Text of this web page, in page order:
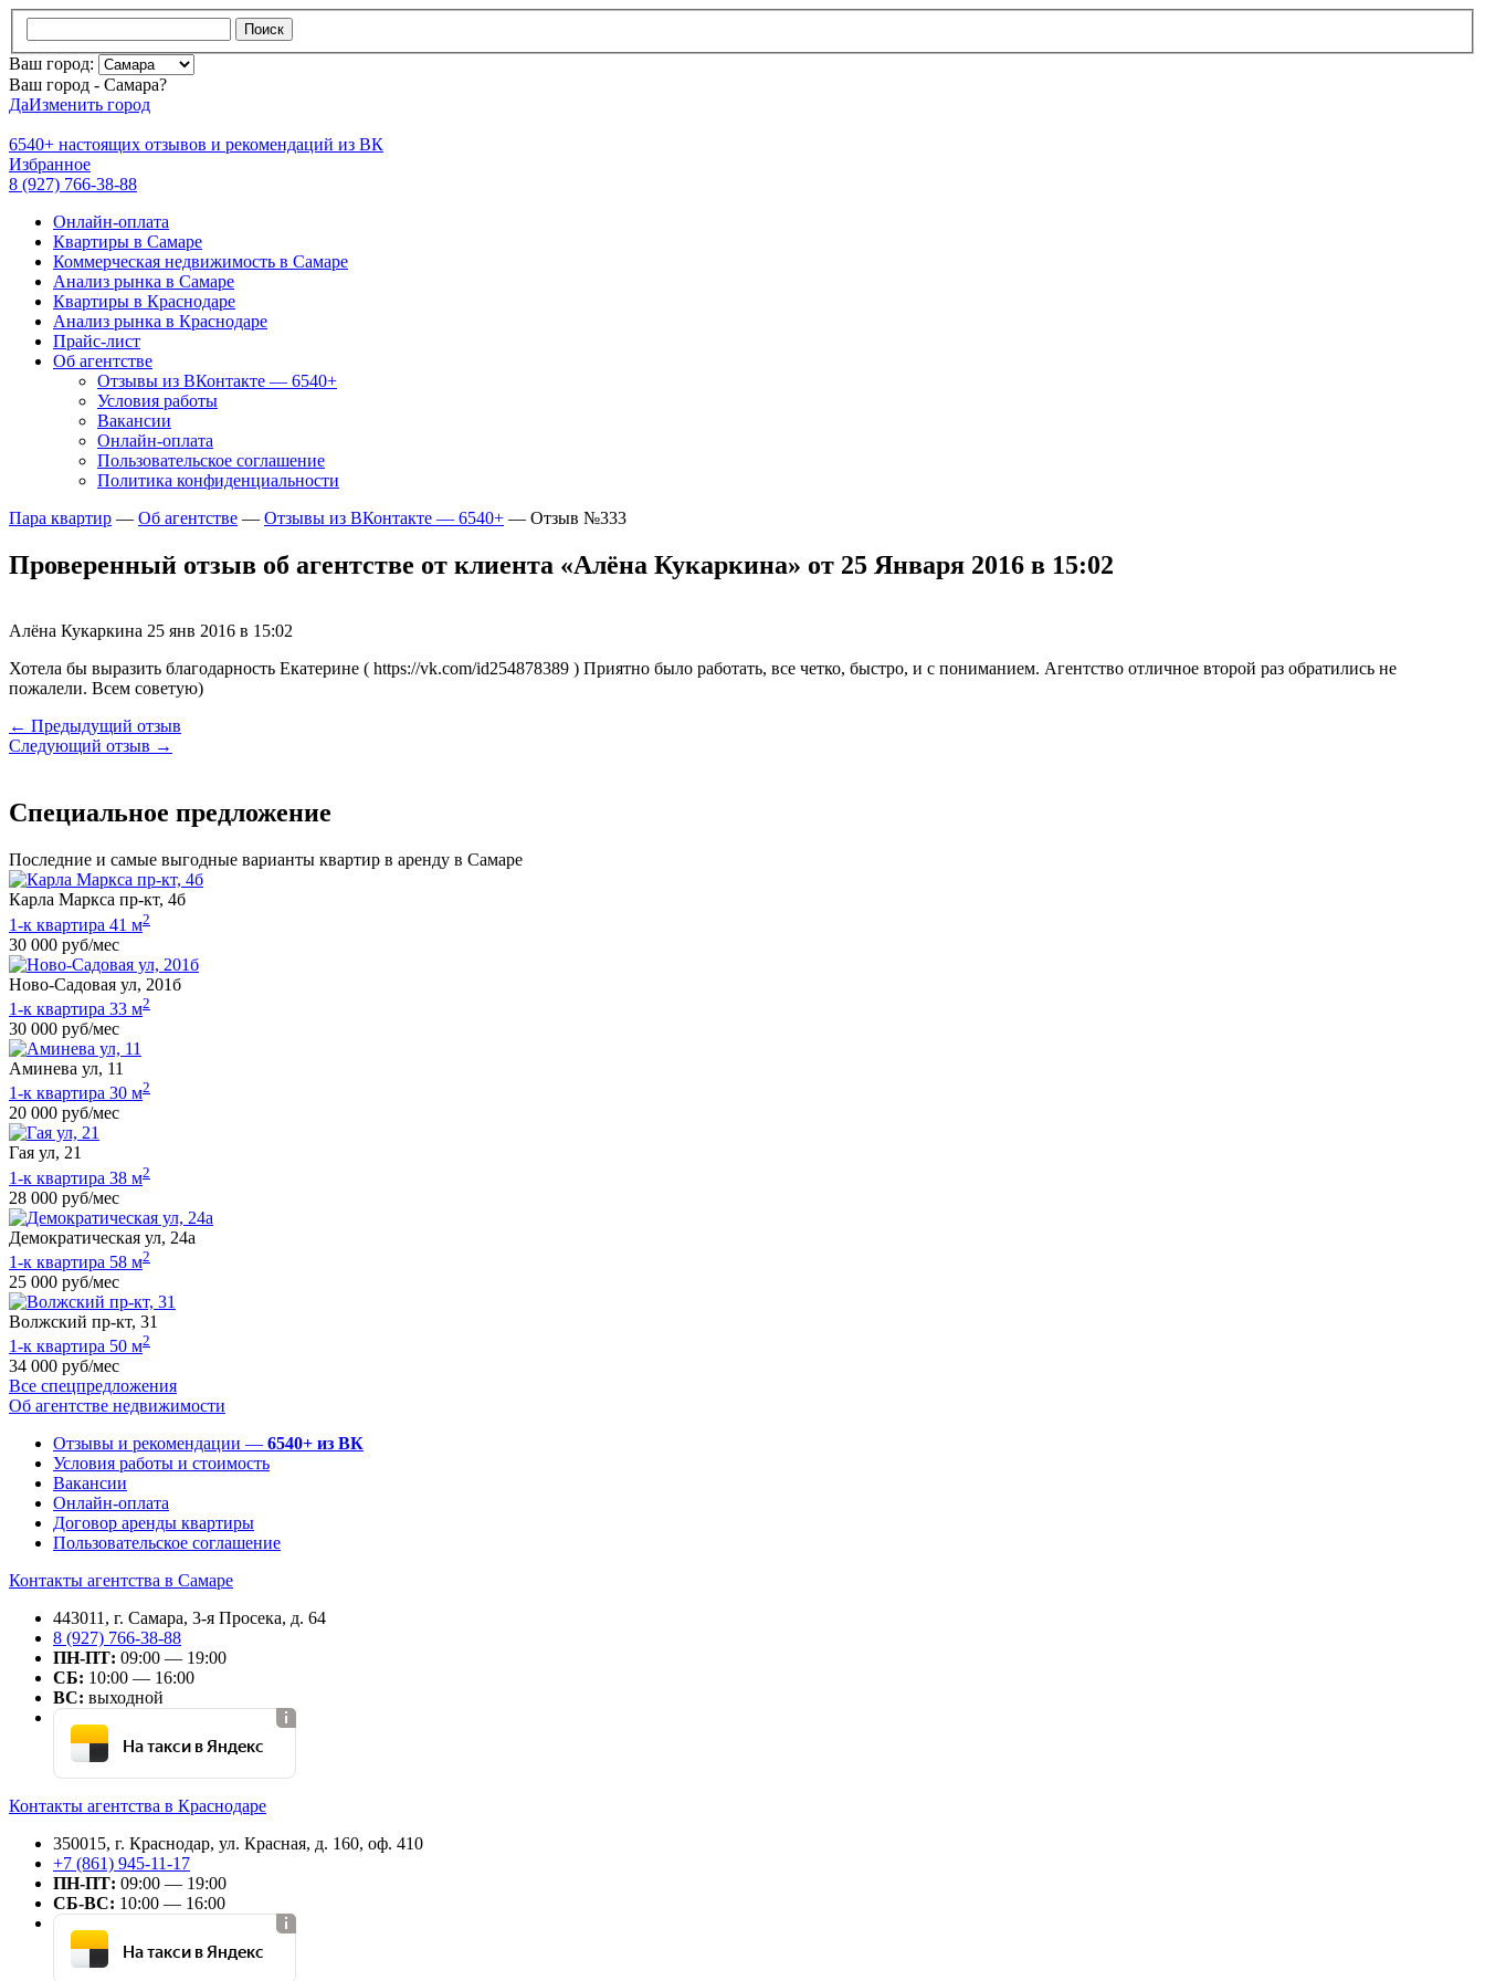
Поиск
Ваш город:
Ваш город - Самара?
ДаИзменить город
6540+ настоящих отзывов и рекомендаций из ВК
Избранное
8 (927) 766-38-88
Онлайн-оплата
Квартиры в Самаре
Коммерческая недвижимость в Самаре
Анализ рынка в Самаре
Квартиры в Краснодаре
Анализ рынка в Краснодаре
Прайс-лист
Об агентстве
Отзывы из ВКонтакте — 6540+
Условия работы
Вакансии
Онлайн-оплата
Пользовательское соглашение
Политика конфиденциальности
Пара квартир — Об агентстве — Отзывы из ВКонтакте — 6540+ — Отзыв №333
Проверенный отзыв об агентстве от клиента «Алёна Кукаркина» от 25 Января 2016 в 15:02
Алёна Кукаркина 25 янв 2016 в 15:02
Хотела бы выразить благодарность Екатерине ( https://vk.com/id254878389 ) Приятно было работать, все четко, быстро, и с пониманием. Агентство отличное второй раз обратились не
пожалели. Всем советую)
← Предыдущий отзыв
Следующий отзыв →
Специальное предложение
Последние и самые выгодные варианты квартир в аренду в Самаре
Карла Маркса пр-кт, 4б
1-к квартира 41 м2
30 000 руб/мес
Ново-Садовая ул, 201б
1-к квартира 33 м2
30 000 руб/мес
Аминева ул, 11
1-к квартира 30 м2
20 000 руб/мес
Гая ул, 21
1-к квартира 38 м2
28 000 руб/мес
Демократическая ул, 24а
1-к квартира 58 м2
25 000 руб/мес
Волжский пр-кт, 31
1-к квартира 50 м2
34 000 руб/мес
Все спецпредложения
Об агентстве недвижимости
Отзывы и рекомендации — 6540+ из ВК
Условия работы и стоимость
Вакансии
Онлайн-оплата
Договор аренды квартиры
Пользовательское соглашение
Контакты агентства в Самаре
443011, г. Самара, 3-я Просека, д. 64
8 (927) 766-38-88
ПН-ПТ: 09:00 — 19:00
СБ: 10:00 — 16:00
ВС: выходной
На такси в Яндекс
Контакты агентства в Краснодаре
350015, г. Краснодар, ул. Красная, д. 160, оф. 410
+7 (861) 945-11-17
ПН-ПТ: 09:00 — 19:00
СБ-ВС: 10:00 — 16:00
На такси в Яндекс